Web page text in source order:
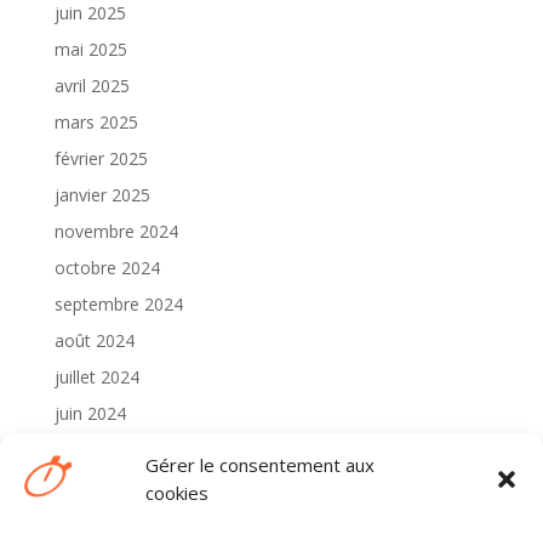
Gérer le consentement aux
cookies
juin 2025
mai 2025
avril 2025
mars 2025
février 2025
janvier 2025
novembre 2024
octobre 2024
septembre 2024
août 2024
juillet 2024
juin 2024
mai 2024
avril 2024